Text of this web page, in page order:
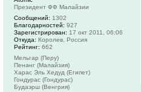
Президент ФФ Малайзии
Сообщений: 1302
Благодарностей: 927
Зарегистрирован: 17 окт 2011, 06:06
Откуда: Королев, Россия
Рейтинг: 662
Мельгар (Перу)
Пенанг (Малайзия)
Харас Эль Хедуд (Египет)
Гондурас (Гондурас)
Будаэрш (Венгрия)